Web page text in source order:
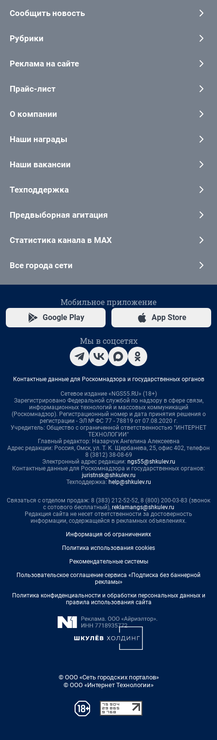
Сообщить новость
Рубрики
Реклама на сайте
Прайс-лист
О компании
Наши награды
Наши вакансии
Техподдержка
Предвыборная агитация
Статистика канала в MAX
Все города сети
Мобильное приложение
Google Play App Store
Мы в соцсетях
Контактные данные для Роскомнадзора и государственных органов
Сетевое издание «NGS55.RU» (18+)
Зарегистрировано Федеральной службой по надзору в сфере связи,
информационных технологий и массовых коммуникаций
(Роскомнадзор). Регистрационный номер и дата принятия решения о
регистрации - ЭЛ № ФС 77 - 78819 от 07.08.2020 г.
Учредитель: Общество с ограниченной ответственностью "ИНТЕРНЕТ
ТЕХНОЛОГИИ"
Главный редактор: Назарчук Ангелина Алексеевна
Адрес редакции: Россия, Омск, ул. Т. К. Щербанева, 25, офис 402, телефон
8 (3812) 38-08-69
Электронный адрес редакции: ngs55@shkulev.ru
Контактные данные для Роскомнадзора и государственных органов:
juristnsk@shkulev.ru
Техподдержка: help@shkulev.ru
Связаться с отделом продаж: 8 (383) 212-52-52, 8 (800) 200-03-83 (звонок
с сотового бесплатный), reklamangs@shkulev.ru
Редакция сайта не несет ответственности за достоверность
информации, содержащейся в рекламных объявлениях.
Информация об ограничениях
Политика использования cookies
Рекомендательные системы
Пользовательское соглашение сервиса «Подписка без баннерной
рекламы»
Политика конфиденциальности и обработки персональных данных и
правила использования сайта
© ООО «Сеть городских порталов»
© ООО «Интернет Технологии»